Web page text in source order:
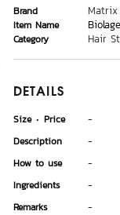
Brand Matrix
Item Name
Category Hair
DETAILS
Size Price
-
Description
-
How to use
-
Ingredients
-
Remarks
-